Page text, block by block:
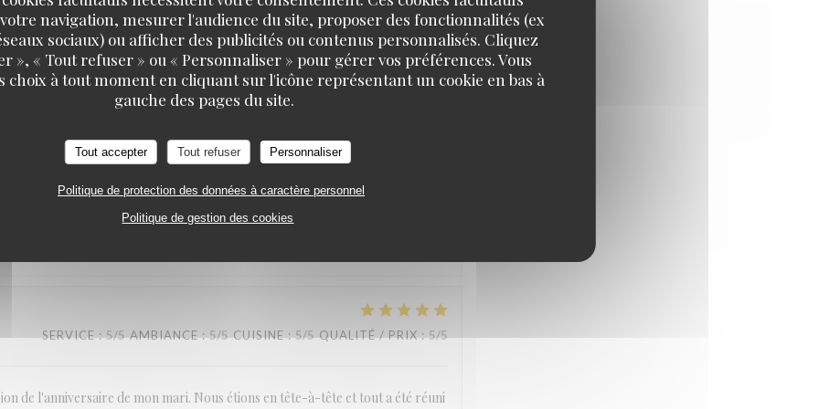
navigation, mesurer l'audience du site, proposer des fonctionnalités (ex
sociaux) ou afficher des publicités ou contenus personnalisés. Cliquez
», « Tout refuser » ou « Personnaliser » pour gérer vos préférences. Vous
choix à tout moment en cliquant sur l'icône représentant un cookie en bas à
gauche des pages du site.
Tout accepter Tout refuser Personnaliser
Politique de protection des données à caractère personnel
Politique de gestion des cookies
SERVICE: 5/5 AMBIANCE: 4 /5 CUISINE : 5/5 QUALITÉ / PRIX: 4/5
SERVICE: 5/5 AMBIANCE : 5/5 CUISINE: 5/5 QUALITÉ / PRIX
et sympathique.
SERVICE: 5/5 AMBIANCE: 5/5 CUISINE: 5/5 QUALITÉ / PRIX: 5/5
de l'anniversaire de mon mari. Nous étions en tête-à-tête et tout a été réuni
LA TABLE DE CATUSSEAU